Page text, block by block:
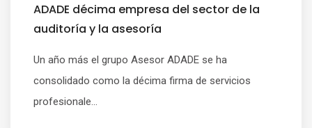
ADADE décima empresa del sector de la
auditoría y la asesoría
Un año más el grupo Asesor ADADE se ha
consolidado como la décima firma de servicios
profesionale...